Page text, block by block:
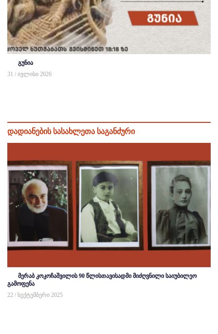
გუნია
31 / ივლისი 2026
დადიანების სასახლეთა საგანძური
მერაბ კოკოჩაშვილის 90 წლისთავისადმი მიძღვნილი საიუბილეო
გამოფენა
22 / სექტემბერი 2025